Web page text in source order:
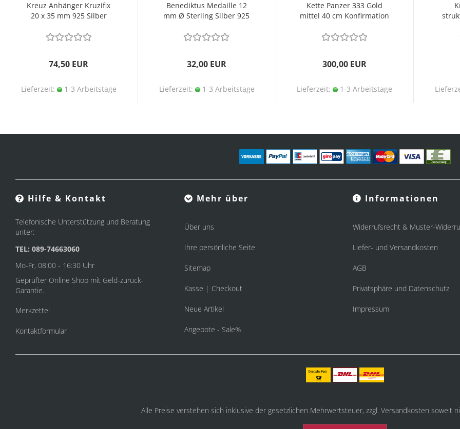
Kreuz Anhänger Kruzifix
20 x 35 mm 925 Silber
74,50 EUR
Lieferzeit: 1-3 Arbeitstage
Benediktus Medaille 12
mm Ø Sterling Silber 925
32,00 EUR
Lieferzeit: 1-3 Arbeitstage
Kette Panzer 333 Gold
mittel 40 cm Konfirmation
300,00 EUR
Lieferzeit: 1-3 Arbeitstage
Hilfe & Kontakt
Telefonische Unterstützung und Beratung
unter:
TEL: 089-74663060
Mo-Fr, 08:00 - 16:30 Uhr
Geprüfter Online Shop mit Geld-zurück-
Garantie.
Merkzettel
Kontaktformular
Mehr über
Über uns
Ihre persönliche Seite
Sitemap
Kasse | Checkout
Neue Artikel
Angebote - Sale%
Informationen
Widerrufsrecht & Muster-
Liefer- und Versandkosten
AGB
Privatsphäre und Datenschutz
Impressum
Alle Preise verstehen sich inklusive der gesetzlichen Mehrwertsteuer, zzgl. Versandkosten soweit